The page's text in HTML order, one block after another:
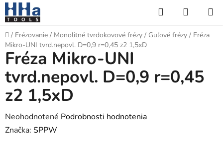
Prejsť
na
obsah
Hľadať
KOŠÍK
Domov
/ Frézovanie / Monolitné tvrdokovové frézy / Guľové frézy / Fréza
Mikro-UNI tvrd.nepovl. D=0,9 r=0,45 z2 1,5xD
Fréza Mikro-UNI
tvrd.nepovl. D=0,9 r=0,45
z2 1,5xD
Priemerné
hodnotenie
Neohodnotené Podrobnosti hodnotenia
Značka: SPPW